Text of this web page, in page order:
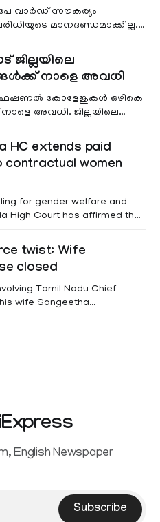
വാർഡ് സൗകര്യം
മാനദണ്ഡമാക്കില്ല.
ജില്ലയിലെ
നാളെ അവധി
കോളേജുകൾ ഒഴികെ
അവധി. ജില്ലയിലെ
HC extends paid
contractual women
for gender welfare and
High Court has affirmed that
leave following
Kerala Service Rules
twist: Wife
closed
Tamil Nadu Chief
wife Sangeetha
turn after Sangeetha
English Newspaper
Subscribe